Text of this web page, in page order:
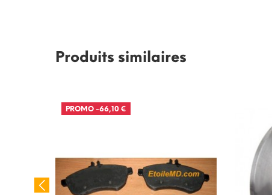
Produits similaires
PROMO -66,10 €